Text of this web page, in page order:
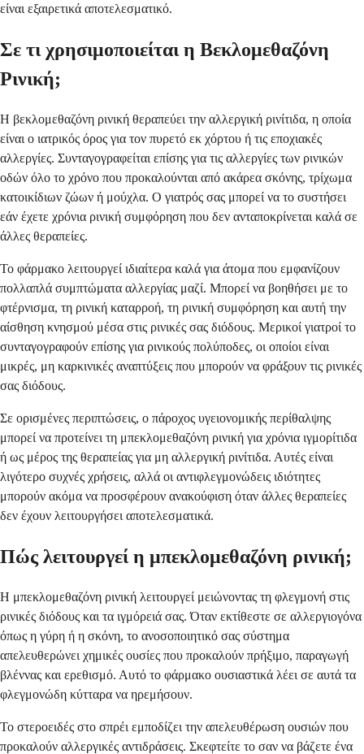
είναι εξαιρετικά αποτελεσματικό.
Σε τι χρησιμοποιείται η Βεκλομεθαζόνη
Ρινική;
Η βεκλομεθαζόνη ρινική θεραπεύει την αλλεργική ρινίτιδα, η οποία
είναι ο ιατρικός όρος για τον πυρετό εκ χόρτου ή τις εποχιακές
αλλεργίες. Συνταγογραφείται επίσης για τις αλλεργίες των ρινικών
οδών όλο το χρόνο που προκαλούνται από ακάρεα σκόνης, τρίχωμα
κατοικίδιων ζώων ή μούχλα. Ο γιατρός σας μπορεί να το συστήσει
εάν έχετε χρόνια ρινική συμφόρηση που δεν ανταποκρίνεται καλά σε
άλλες θεραπείες.
Το φάρμακο λειτουργεί ιδιαίτερα καλά για άτομα που εμφανίζουν
πολλαπλά συμπτώματα αλλεργίας μαζί. Μπορεί να βοηθήσει με το
φτέρνισμα, τη ρινική καταρροή, τη ρινική συμφόρηση και αυτή την
αίσθηση κνησμού μέσα στις ρινικές σας διόδους. Μερικοί γιατροί το
συνταγογραφούν επίσης για ρινικούς πολύποδες, οι οποίοι είναι
μικρές, μη καρκινικές αναπτύξεις που μπορούν να φράξουν τις ρινικές
σας διόδους.
Σε ορισμένες περιπτώσεις, ο πάροχος υγειονομικής περίθαλψης
μπορεί να προτείνει τη μπεκλομεθαζόνη ρινική για χρόνια ιγμορίτιδα
ή ως μέρος της θεραπείας για μη αλλεργική ρινίτιδα. Αυτές είναι
λιγότερο συχνές χρήσεις, αλλά οι αντιφλεγμονώδεις ιδιότητες
μπορούν ακόμα να προσφέρουν ανακούφιση όταν άλλες θεραπείες
δεν έχουν λειτουργήσει αποτελεσματικά.
Πώς λειτουργεί η μπεκλομεθαζόνη ρινική;
Η μπεκλομεθαζόνη ρινική λειτουργεί μειώνοντας τη φλεγμονή στις
ρινικές διόδους και τα ιγμόρειά σας. Όταν εκτίθεστε σε αλλεργιογόνα
όπως η γύρη ή η σκόνη, το ανοσοποιητικό σας σύστημα
απελευθερώνει χημικές ουσίες που προκαλούν πρήξιμο, παραγωγή
βλέννας και ερεθισμό. Αυτό το φάρμακο ουσιαστικά λέει σε αυτά τα
φλεγμονώδη κύτταρα να ηρεμήσουν.
Το στεροειδές στο σπρέι εμποδίζει την απελευθέρωση ουσιών που
προκαλούν αλλεργικές αντιδράσεις. Σκεφτείτε το σαν να βάζετε ένα